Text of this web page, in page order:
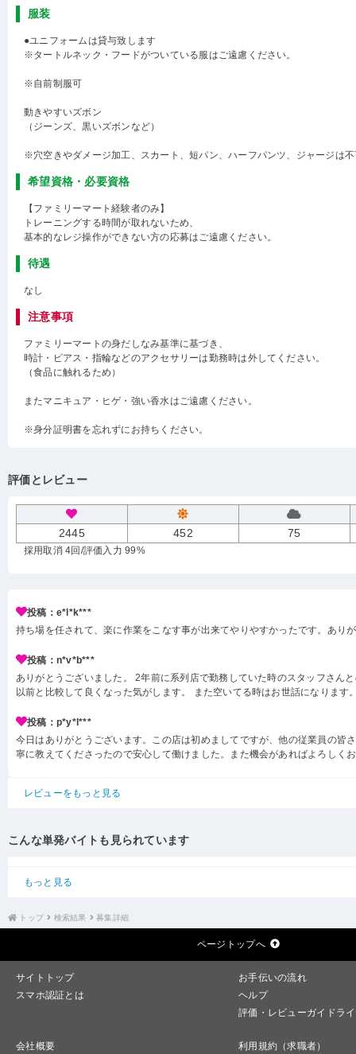
服装
●ユニフォームは貸与致します
※タートルネック・フードがついている服はご遠慮ください。
※自前制服可
動きやすいズボン
（ジーンズ、黒いズボンなど）
※穴空きやダメージ加工、スカート、短パン、ハーフパンツ、ジャージは
希望資格・必要資格
【ファミリーマート経験者のみ】
トレーニングする時間が取れないため、
基本的なレジ操作ができない方の応募はご遠慮ください。
待遇
なし
注意事項
ファミリーマートの身だしなみ基準に基づき、
時計・ピアス・指輪などのアクセサリーは勤務時は外してください。
（食品に触れるため）
またマニキュア・ヒゲ・強い香水はご遠慮ください。
※身分証明書を忘れずにお持ちください。
評価とレビュー
2445 452 75
採用取消 4回 /評価入力 99%
投稿：e*l*k***
持ち場を任されて、楽に作業をこなす事が出来てやりやすかったです。あり
投稿：n*v*b***
ありがとうございました。 2年前に系列店で勤務していた時のスタッフさん
以前と比較して良くなった気がします。 また空いてる時はお世話になります
投稿：p*y*l***
今日はありがとうございます。この店は初めましてですが、他の従業員の皆
寧に教えてくださったので安心して働けました。また機会があればよろしく
レビューをもっと見る
こんな単発バイトも見られています
もっと見る
トップ 検索結果 募集詳細
ページトップへ
サイトトップ
お手伝いの流れ
スマホ認証とは
ヘルプ
評価・レビューガイドラ
会社概要
利用規約（求職者）